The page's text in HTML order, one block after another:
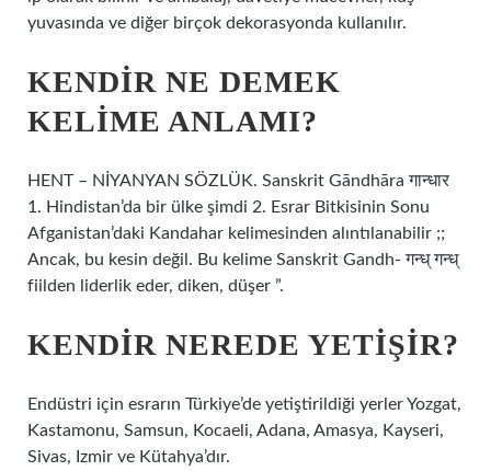
yuvasında ve diğer birçok dekorasyonda kullanılır.
KENDIR NE DEMEK
KELIME ANLAMI?
HENT – NİYANYAN SÖZLÜK. Sanskrit Gāndhāra गान्धार
1. Hindistan’da bir ülke şimdi 2. Esrar Bitkisinin Sonu
Afganistan’daki Kandahar kelimesinden alıntılanabilir ;;
Ancak, bu kesin değil. Bu kelime Sanskrit Gandh- गन्ध् गन्ध्
fiilden liderlik eder, diken, düşer ”.
KENDIR NEREDE YETIŞIR?
Endüstri için esrarın Türkiye’de yetiştirildiği yerler Yozgat,
Kastamonu, Samsun, Kocaeli, Adana, Amasya, Kayseri,
Sivas, Izmir ve Kütahya’dır.